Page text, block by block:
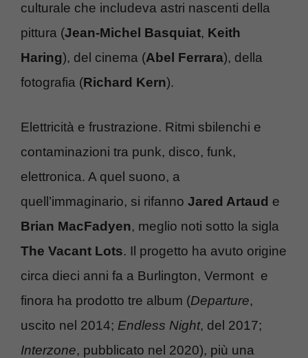
culturale che includeva astri nascenti della
pittura (Jean-Michel Basquiat, Keith
Haring), del cinema (Abel Ferrara), della
fotografia (Richard Kern).
Elettricità e frustrazione. Ritmi sbilenchi e
contaminazioni tra punk, disco, funk,
elettronica. A quel suono, a
quell’immaginario, si rifanno Jared Artaud e
Brian MacFadyen, meglio noti sotto la sigla
The Vacant Lots. Il progetto ha avuto origine
circa dieci anni fa a Burlington, Vermont e
finora ha prodotto tre album (Departure,
uscito nel 2014; Endless Night, del 2017;
Interzone, pubblicato nel 2020), più una